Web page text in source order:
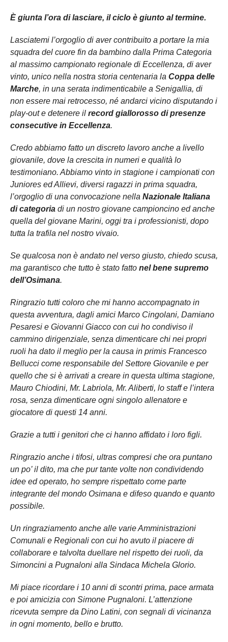
È giunta l’ora di lasciare, il ciclo è giunto al termine.
Lasciatemi l’orgoglio di aver contribuito a portare la mia
squadra del cuore fin da bambino dalla Prima Categoria
al massimo campionato regionale di Eccellenza, di aver
vinto, unico nella nostra storia centenaria la Coppa delle
Marche, in una serata indimenticabile a Senigallia, di
non essere mai retrocesso, né andarci vicino disputando i
play-out e detenere il record giallorosso di presenze
consecutive in Eccellenza.
Credo abbiamo fatto un discreto lavoro anche a livello
giovanile, dove la crescita in numeri e qualità lo
testimoniano. Abbiamo vinto in stagione i campionati con
Juniores ed Allievi, diversi ragazzi in prima squadra,
l’orgoglio di una convocazione nella Nazionale Italiana
di categoria di un nostro giovane campioncino ed anche
quella del giovane Marini, oggi tra i professionisti, dopo
tutta la trafila nel nostro vivaio.
Se qualcosa non è andato nel verso giusto, chiedo scusa,
ma garantisco che tutto è stato fatto nel bene supremo
dell’Osimana.
Ringrazio tutti coloro che mi hanno accompagnato in
questa avventura, dagli amici Marco Cingolani, Damiano
Pesaresi e Giovanni Giacco con cui ho condiviso il
cammino dirigenziale, senza dimenticare chi nei propri
ruoli ha dato il meglio per la causa in primis Francesco
Bellucci come responsabile del Settore Giovanile e per
quello che si è arrivati a creare in questa ultima stagione,
Mauro Chiodini, Mr. Labriola, Mr. Aliberti, lo staff e l’intera
rosa, senza dimenticare ogni singolo allenatore e
giocatore di questi 14 anni.
Grazie a tutti i genitori che ci hanno affidato i loro figli.
Ringrazio anche i tifosi, ultras compresi che ora puntano
un po’ il dito, ma che pur tante volte non condividendo
idee ed operato, ho sempre rispettato come parte
integrante del mondo Osimana e difeso quando e quanto
possibile.
Un ringraziamento anche alle varie Amministrazioni
Comunali e Regionali con cui ho avuto il piacere di
collaborare e talvolta duellare nel rispetto dei ruoli, da
Simoncini a Pugnaloni alla Sindaca Michela Glorio.
Mi piace ricordare i 10 anni di scontri prima, pace armata
e poi amicizia con Simone Pugnaloni. L’attenzione
ricevuta sempre da Dino Latini, con segnali di vicinanza
in ogni momento, bello e brutto.